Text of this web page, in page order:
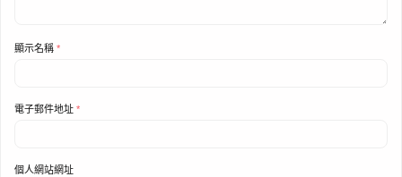
顯示名稱 *
電子郵件地址 *
個人網站網址